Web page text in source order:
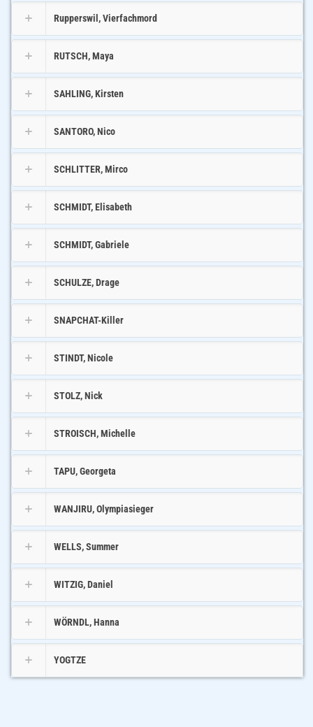
Rupperswil, Vierfachmord
RUTSCH, Maya
SAHLING, Kirsten
SANTORO, Nico
SCHLITTER, Mirco
SCHMIDT, Elisabeth
SCHMIDT, Gabriele
SCHULZE, Drage
SNAPCHAT-Killer
STINDT, Nicole
STOLZ, Nick
STROISCH, Michelle
TAPU, Georgeta
WANJIRU, Olympiasieger
WELLS, Summer
WITZIG, Daniel
WÖRNDL, Hanna
YOGTZE